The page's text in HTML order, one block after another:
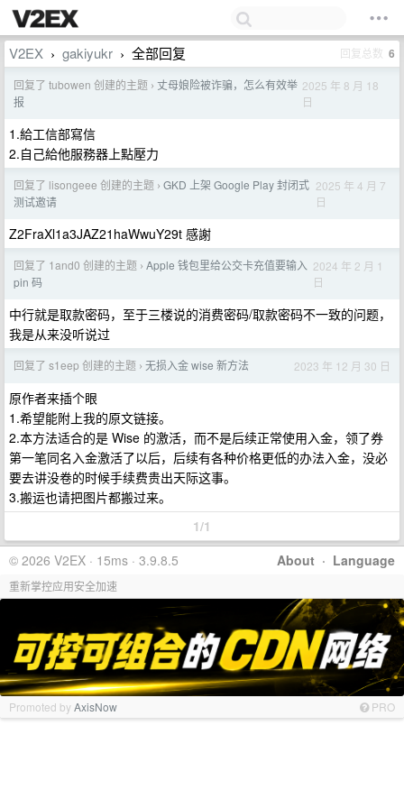
V2EX › gakiyukr › 全部回复 回复总数 6
回复了 tubowen 创建的主题 › 丈母娘险被诈骗，怎么有效举
报
2025 年 8 月 18
日
1.給工信部寫信
2.自己給他服務器上點壓力
回复了 lisongeee 创建的主题 › GKD 上架 Google Play 封闭式
测试邀请
2025 年 4 月 7
日
Z2FraXl1a3JAZ21haWwuY29t 感謝
回复了 1and0 创建的主题 › Apple 钱包里给公交卡充值要输入
pin 码
2024 年 2 月 1
日
中行就是取款密码，至于三楼说的消费密码/取款密码不一致的问题，
我是从来没听说过
回复了 s1eep 创建的主题 › 无损入金 wise 新方法 2023 年 12 月 30 日
原作者来插个眼
1.希望能附上我的原文链接。
2.本方法适合的是 Wise 的激活，而不是后续正常使用入金，领了券
第一笔同名入金激活了以后，后续有各种价格更低的办法入金，没必
要去讲没卷的时候手续费贵出天际这事。
3.搬运也请把图片都搬过来。
1/1
About · Language
© 2026 V2EX · 15ms · 3.9.8.5
重新掌控应用安全加速
Promoted byAxisNow PRO